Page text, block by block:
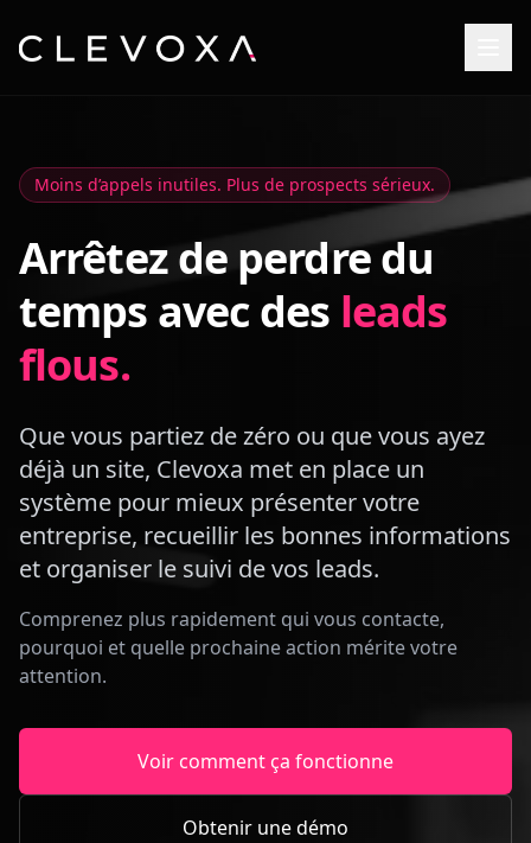
Moins d’appels inutiles. Plus de prospects sérieux.
Arrêtez de perdre du
temps avec des leads
flous.
Que vous partiez de zéro ou que vous ayez
déjà un site, Clevoxa met en place un
système pour mieux présenter votre
entreprise, recueillir les bonnes informations
et organiser le suivi de vos leads.
Comprenez plus rapidement qui vous contacte,
pourquoi et quelle prochaine action mérite votre
attention.
Voir comment ça fonctionne
Obtenir une démo